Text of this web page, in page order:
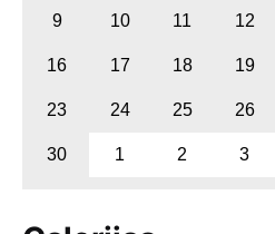
9 10 11 12
16 17 18 19
23 24 25 26
30 1 2 3